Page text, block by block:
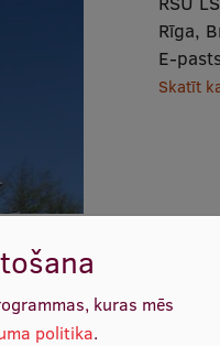
Rīga,
E-
Skatīt
kuras mēs
politika.